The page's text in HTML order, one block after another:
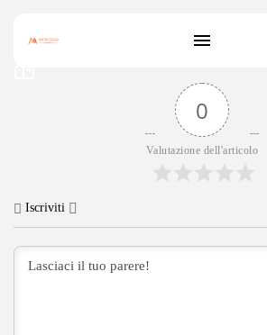
0
Valutazione dell'articolo
Iscriviti